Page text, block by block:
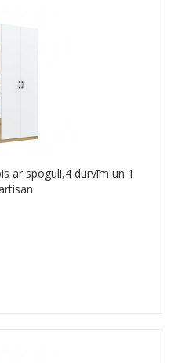
ar spoguli,4 durvīm un 1